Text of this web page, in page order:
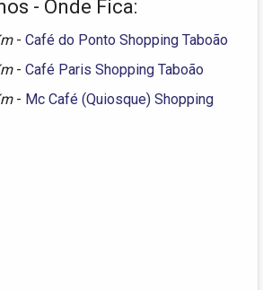
- Onde Fica:
- Café do Ponto Shopping Taboão
- Café Paris Shopping Taboão
- Mc Café (Quiosque) Shopping